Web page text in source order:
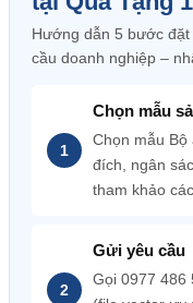
Hướng dẫn 5 bước
cầu doanh nghiệp –
Chọn mẫu
Chọn mẫu
đích, ngân
tham khảo
Gửi yêu cầu
Gọi 0977 486